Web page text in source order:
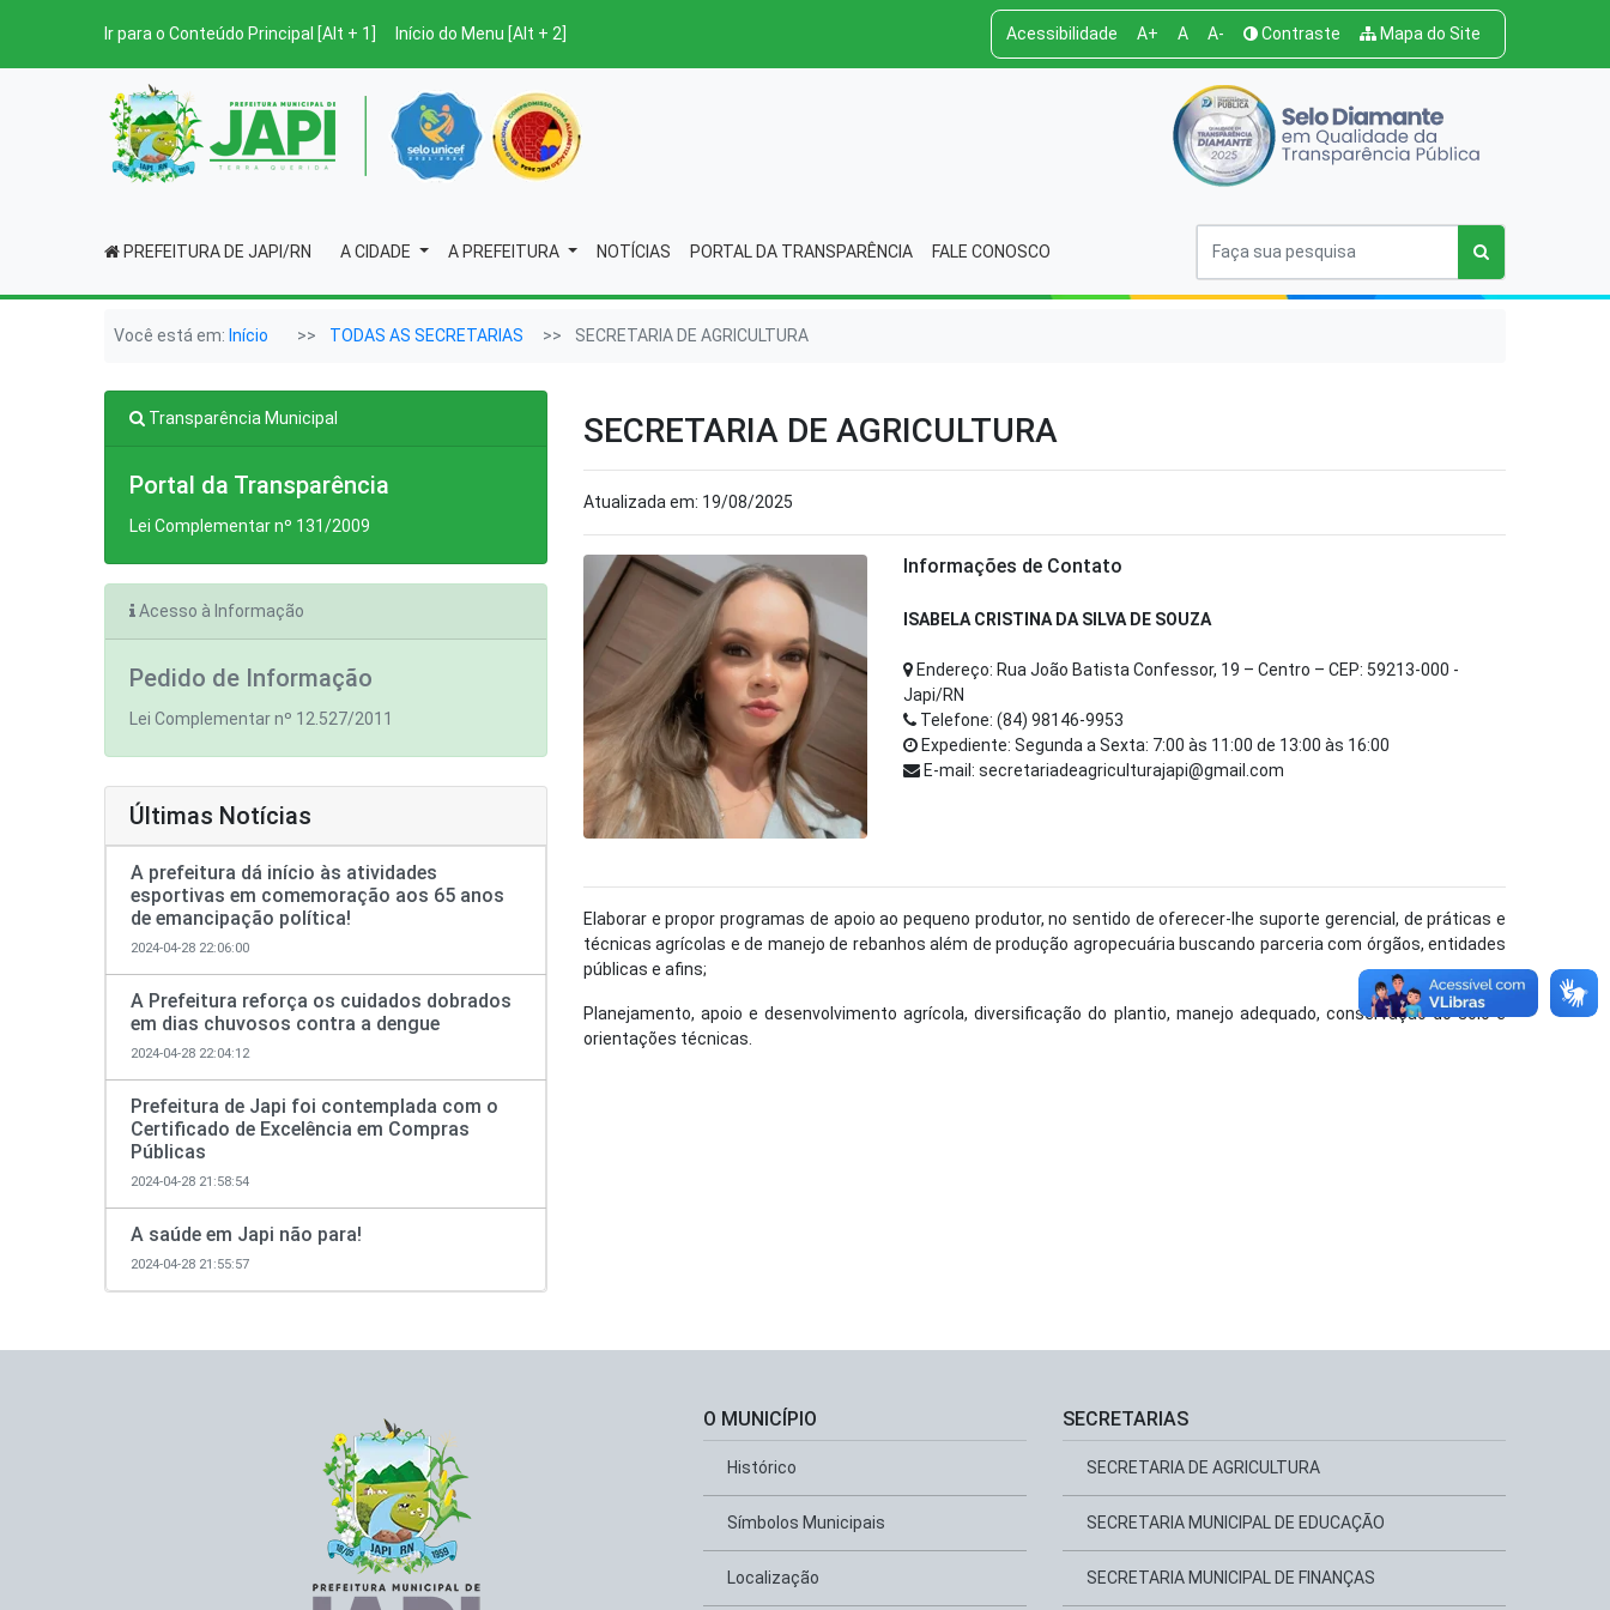
Ir para o Conteúdo Principal [Alt + 1] Início do Menu [Alt + 2] Acessibilidade A+ A A- Contraste Mapa do Site
PREFEITURA DE JAPI/RN A CIDADE A PREFEITURA NOTÍCIAS PORTAL DA TRANSPARÊNCIA FALE CONOSCO
Você está em: Início TODAS AS SECRETARIAS SECRETARIA DE AGRICULTURA
Transparência Municipal
Portal da Transparência
Lei Complementar nº 131/2009
Acesso à Informação
Pedido de Informação
Lei Complementar nº 12.527/2011
Últimas Notícias
A prefeitura dá início às atividades
esportivas em comemoração aos 65 anos
de emancipação política!
2024-04-28 22:06:00
A Prefeitura reforça os cuidados dobrados
em dias chuvosos contra a dengue
2024-04-28 22:04:12
Prefeitura de Japi foi contemplada com o
Certificado de Excelência em Compras
Públicas
2024-04-28 21:58:54
A saúde em Japi não para!
2024-04-28 21:55:57
SECRETARIA DE AGRICULTURA
Atualizada em: 19/08/2025
Informações de Contato
ISABELA CRISTINA DA SILVA DE SOUZA
Endereço: Rua João Batista Confessor, 19 – Centro – CEP: 59213-000 -
Japi/RN
Telefone: (84) 98146-9953
Expediente: Segunda a Sexta: 7:00 às 11:00 de 13:00 às 16:00
E-mail: secretariadeagriculturajapi@gmail.com
Elaborar e propor programas de apoio ao pequeno produtor, no sentido de oferecer-lhe suporte gerencial, de práticas e
técnicas agrícolas e de manejo de rebanhos além de produção agropecuária buscando parceria com órgãos, entidades
públicas e afins;
Planejamento, apoio e desenvolvimento agrícola, diversificação do plantio, manejo adequado, conservação do solo e
orientações técnicas.
O MUNICÍPIO
Histórico
Símbolos Municipais
Localização
SECRETARIAS
SECRETARIA DE AGRICULTURA
SECRETARIA MUNICIPAL DE EDUCAÇÃO
SECRETARIA MUNICIPAL DE FINANÇAS